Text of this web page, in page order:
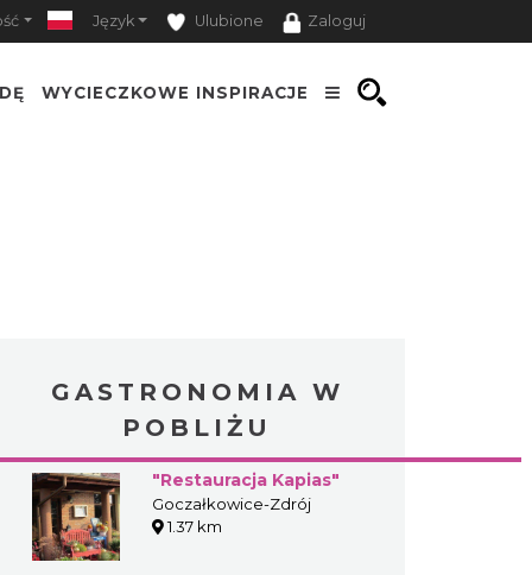
Język Ulubione Zaloguj
WYCIECZKOWE INSPIRACJE
GASTRONOMIA W
POBLIŻU
"Restauracja Kapias"
Goczałkowice-Zdrój
1.37 km